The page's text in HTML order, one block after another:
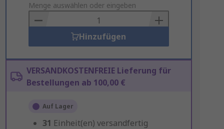
to
Basket
Menge auswählen oder eingeben
Hinzufügen
VERSANDKOSTENFREIE Lieferung für
Bestellungen ab 100,00 €
Auf Lager
31 Einheit(en) versandfertig